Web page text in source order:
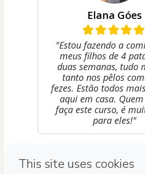
Elana Góes
"Estou fazendo a
meus filhos de 4
duas semanas, tudo
tanto nos pêlos
fezes. Estão todos
aqui em casa.
faça este curso, é
para eles!"